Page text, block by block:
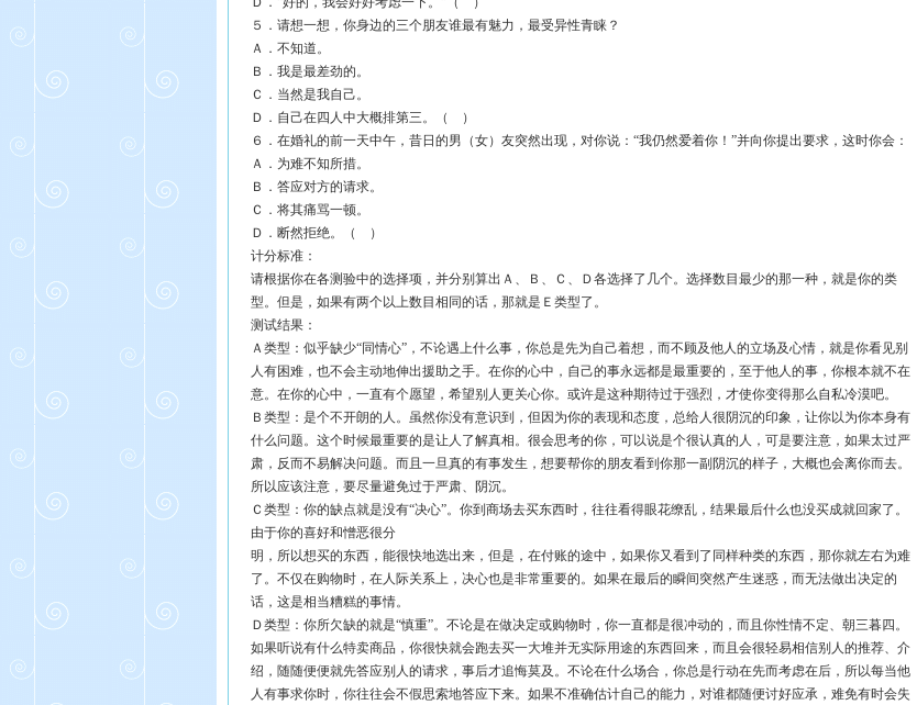
５．请想一想，你身边的三个朋友谁最有魅力，最受异性青睐？
Ａ．不知道。
Ｂ．我是最差劲的。
Ｃ．当然是我自己。
Ｄ．自己在四人中大概排第三。（ ）
６．在婚礼的前一天中午，昔日的男（女）友突然出现，对你说：“我仍然爱着你！”并向你提出要求，这时你会：
Ａ．为难不知所措。
Ｂ．答应对方的请求。
Ｃ．将其痛骂一顿。
Ｄ．断然拒绝。（ ）
计分标准：
请根据你在各测验中的选择项，并分别算出Ａ、Ｂ、Ｃ、Ｄ各选择了几个。选择数目最少的那一种，就是你的类
型。但是，如果有两个以上数目相同的话，那就是Ｅ类型了。
测试结果：
Ａ类型：似乎缺少“同情心”，不论遇上什么事，你总是先为自己着想，而不顾及他人的立场及心情，就是你看见别
人有困难，也不会主动地伸出援助之手。在你的心中，自己的事永远都是最重要的，至于他人的事，你根本就不在
意。在你的心中，一直有个愿望，希望别人更关心你。或许是这种期待过于强烈，才使你变得那么自私冷漠吧。
Ｂ类型：是个不开朗的人。虽然你没有意识到，但因为你的表现和态度，总给人很阴沉的印象，让你以为你本身有
什么问题。这个时候最重要的是让人了解真相。很会思考的你，可以说是个很认真的人，可是要注意，如果太过严
肃，反而不易解决问题。而且一旦真的有事发生，想要帮你的朋友看到你那一副阴沉的样子，大概也会离你而去。
所以应该注意，要尽量避免过于严肃、阴沉。
Ｃ类型：你的缺点就是没有“决心”。你到商场去买东西时，往往看得眼花缭乱，结果最后什么也没买成就回家了。
由于你的喜好和憎恶很分
明，所以想买的东西，能很快地选出来，但是，在付账的途中，如果你又看到了同样种类的东西，那你就左右为难
了。不仅在购物时，在人际关系上，决心也是非常重要的。如果在最后的瞬间突然产生迷惑，而无法做出决定的
话，这是相当糟糕的事情。
Ｄ类型：你所欠缺的就是“慎重”。不论是在做决定或购物时，你一直都是很冲动的，而且你性情不定、朝三暮四。
如果听说有什么特卖商品，你很快就会跑去买一大堆并无实际用途的东西回来，而且会很轻易相信别人的推荐、介
绍，随随便便就先答应别人的请求，事后才追悔莫及。不论在什么场合，你总是行动在先而考虑在后，所以每当他
人有事求你时，你往往会不假思索地答应下来。如果不准确估计自己的能力，对谁都随便讨好应承，难免有时会失